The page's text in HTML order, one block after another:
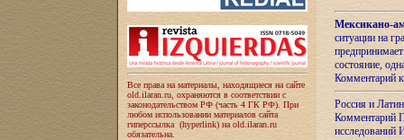
Все права на материалы, находящиеся на сайте
old.ilaran.ru, охраняются в соответствии с
законодательством РФ (часть 4 ГК РФ). При
любом использовании материалов сайта
гиперссылка (hyperlink) на old.ilaran.ru
обязательна.
Мексикано-
ситуации на
состояние,
Комментарий
Россия и
Комментарий